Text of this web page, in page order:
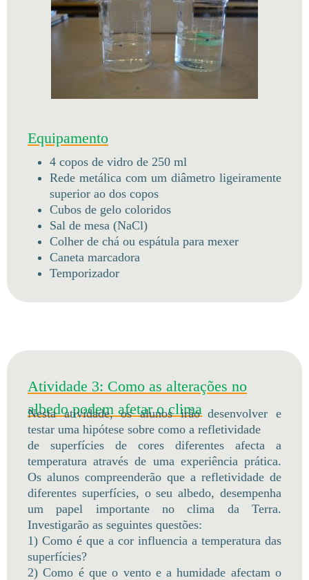
Equipamento
4 copos de vidro de 250 ml
Rede metálica com um diâmetro ligeiramente
superior ao dos copos
Cubos de gelo coloridos
Sal de mesa (NaCl)
Colher de chá ou espátula para mexer
Caneta marcadora
Temporizador
Atividade 3: Como as alterações no
albedo podem afetar o clima
Nesta atividade, os alunos irão desenvolver e
testar uma hipótese sobre como a refletividade
de superfícies de cores diferentes afecta a
temperatura através de uma experiência prática.
Os alunos compreenderão que a refletividade de
diferentes superfícies, o seu albedo, desempenha
um papel importante no clima da Terra.
Investigarão as seguintes questões:
1) Como é que a cor influencia a temperatura das
superfícies?
2) Como é que o vento e a humidade afectam o